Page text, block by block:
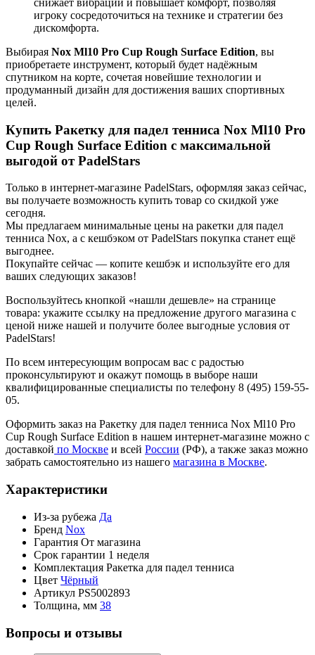
снижает вибрации и повышает комфорт, позволяя
игроку сосредоточиться на технике и стратегии без
дискомфорта.
Выбирая Nox Ml10 Pro Cup Rough Surface Edition, вы
приобретаете инструмент, который будет надёжным
спутником на корте, сочетая новейшие технологии и
продуманный дизайн для достижения ваших спортивных
целей.
Купить Ракетку для падел тенниса Nox Ml10 Pro
Cup Rough Surface Edition с максимальной
выгодой от PadelStars
Только в интернет-магазине PadelStars, оформляя заказ сейчас,
вы получаете возможность купить товар со скидкой уже
сегодня.
Мы предлагаем минимальные цены на ракетки для падел
тенниса Nox, а с кешбэком от PadelStars покупка станет ещё
выгоднее.
Покупайте сейчас — копите кешбэк и используйте его для
ваших следующих заказов!
Воспользуйтесь кнопкой «нашли дешевле» на странице
товара: укажите ссылку на предложение другого магазина с
ценой ниже нашей и получите более выгодные условия от
PadelStars!
По всем интересующим вопросам вас с радостью
проконсультируют и окажут помощь в выборе наши
квалифицированные специалисты по телефону 8 (495) 159-55-
05.
Оформить заказ на Ракетку для падел тенниса Nox Ml10 Pro
Cup Rough Surface Edition в нашем интернет-магазине можно с
доставкой по Москве и всей России (РФ), а также заказ можно
забрать самостоятельно из нашего магазина в Москве.
Характеристики
Из-за рубежа Да
Бренд Nox
Гарантия От магазина
Срок гарантии 1 неделя
Комплектация Ракетка для падел тенниса
Цвет Чёрный
Артикул PS5002893
Толщина, мм 38
Вопросы и отзывы